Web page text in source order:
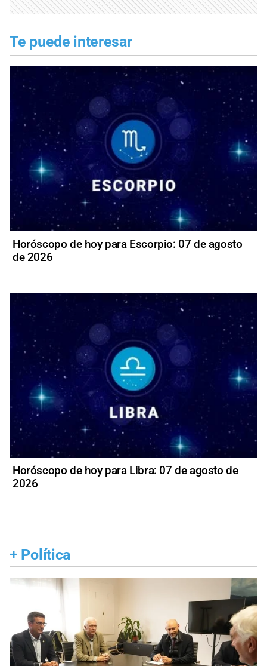
Te puede interesar
Horóscopo de hoy para Escorpio: 07 de agosto
de 2026
Horóscopo de hoy para Libra: 07 de agosto de
2026
+ Política